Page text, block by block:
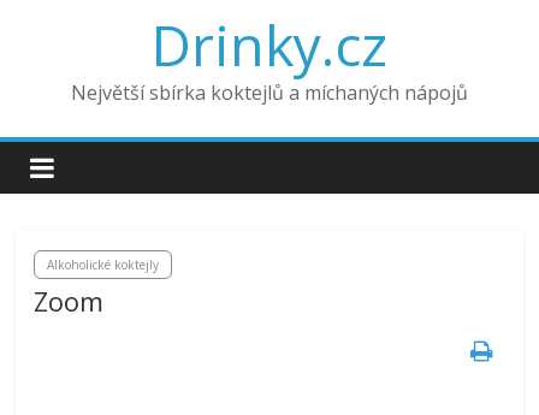
Drinky.cz
Největší sbírka koktejlů a míchaných nápojů
Alkoholické koktejly
Zoom